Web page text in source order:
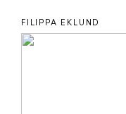
FILIPPA EKLUND